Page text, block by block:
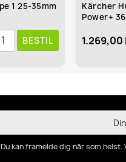
Kärcher Hurtiglader
1.269,00 kr.
Du kan framelde dig når som